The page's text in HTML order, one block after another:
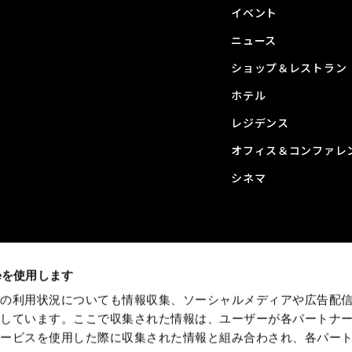
使用します
利用状況についても情報収集、ソーシャルメディアや広告配
ています。ここで収集された情報は、ユーザーが各パートナ
ビスを使用した際に収集された情報と組み合わされ、各パー
イベント
ニュース
ショップ＆レストラン
ホテル
レジデンス
オフィス＆コンファレ
シネマ